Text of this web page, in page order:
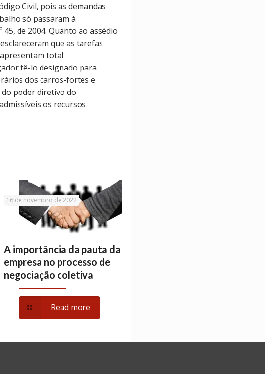
Civil, pois as demandas
só passaram à
de 2004. Quanto ao assédio
que as tarefas
total
tê-lo designado para
dos carros-fortes e
poder diretivo do
os recursos
16 de novembro de 2022
A importância da pauta da
empresa no processo de
negociação coletiva
Read more